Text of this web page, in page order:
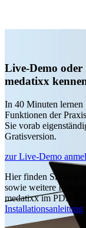
Live-Demo
medatixx
In 40 Minuten lernen
Funktionen der
Sie vorab
Gratisversion.
zur Live-Demo
Hier finden Sie eine
sowie weitere
medatixx im PDF-
Installationsanleitung